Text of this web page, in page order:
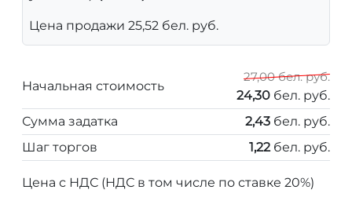
Цена продажи 25,52 бел. руб.
Начальная стоимость
27,00 бел. руб.
24,30 бел. руб.
Сумма задатка
2,43 бел. руб.
Шаг торгов
1,22 бел. руб.
Цена с НДС (НДС в том числе по ставке 20%)